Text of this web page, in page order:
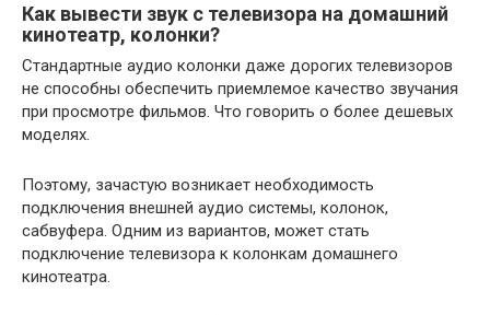
Как вывести звук с телевизора на домашний
кинотеатр, колонки?
Стандартные аудио колонки даже дорогих телевизоров
не способны обеспечить приемлемое качество звучания
при просмотре фильмов. Что говорить о более дешевых
моделях.
Поэтому, зачастую возникает необходимость
подключения внешней аудио системы, колонок,
сабвуфера. Одним из вариантов, может стать
подключение телевизора к колонкам домашнего
кинотеатра.